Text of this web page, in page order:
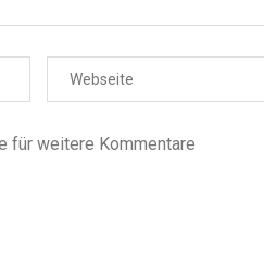
für weitere Kommentare